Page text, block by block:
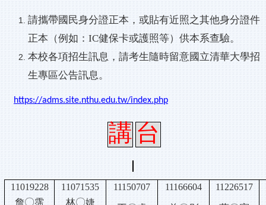
請攜帶國民身分證正本，或貼有近照之其他身分證件
正本（例如： IC健保卡或護照等）供本系查驗。
本校各項招生訊息，請考生隨時留意國立清華大學招
生專區公告訊息。
https://adms.site.nthu.edu.tw/index.php
講 台
11019228
詹〇霈
11071535
林〇婕
11150707 11166604 11226517